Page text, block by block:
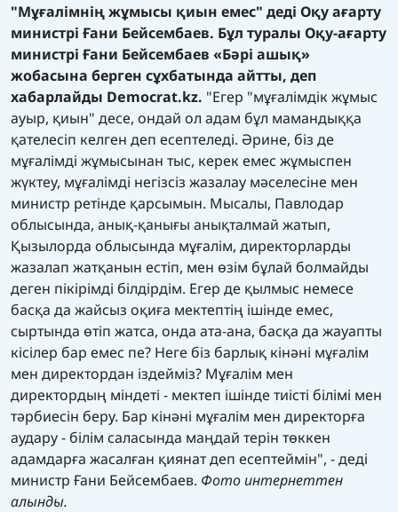
"Мұғалімнің жұмысы қиын емес" деді Оқу ағарту
министрі Ғани Бейсембаев. Бұл туралы Оқу-ағарту
министрі Ғани Бейсембаев «Бәрі ашық»
жобасына берген сұхбатында айтты, деп
хабарлайды Democrat.kz. "Егер "мұғалімдік жұмыс
ауыр, қиын" десе, ондай ол адам бұл мамандыққа
қателесіп келген деп есептеледі. Әрине, біз де
мұғалімді жұмысынан тыс, керек емес жұмыспен
жүктеу, мұғалімді негізсіз жазалау мәселесіне мен
министр ретінде қарсымын. Мысалы, Павлодар
облысында, анық-қанығы анықталмай жатып,
Қызылорда облысында мұғалім, директорларды
жазалап жатқанын естіп, мен өзім бұлай болмайды
деген пікірімді білдірдім. Егер де қылмыс немесе
басқа да жайсыз оқиға мектептің ішінде емес,
сыртында өтіп жатса, онда ата-ана, басқа да жауапты
кісілер бар емес пе? Неге біз барлық кінәні мұғалім
мен директордан іздейміз? Мұғалім мен
директордың міндеті - мектеп ішінде тиісті білімі мен
тәрбиесін беру. Бар кінәні мұғалім мен директорға
аудару - білім саласында маңдай терін төккен
адамдарға жасалған қиянат деп есептеймін", - деді
министр Ғани Бейсембаев. Фото интернеттен
алынды.